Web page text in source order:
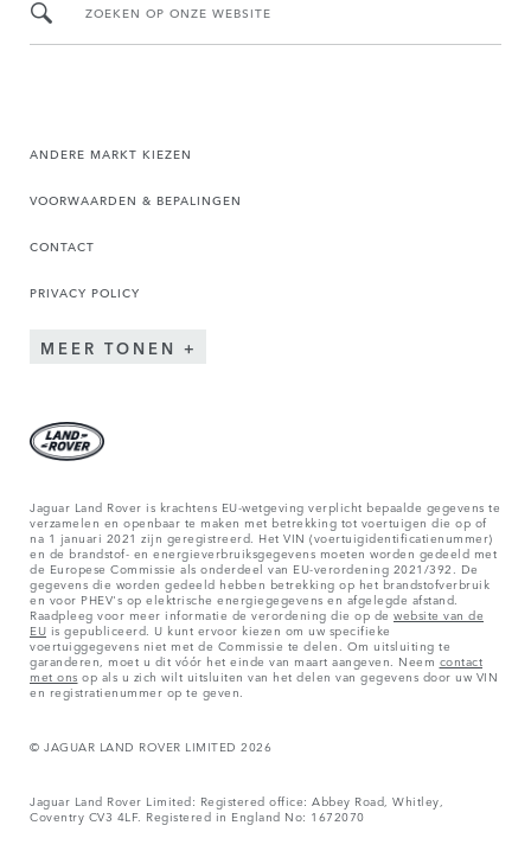
ZOEKEN OP ONZE WEBSITE
ANDERE MARKT KIEZEN
VOORWAARDEN & BEPALINGEN
CONTACT
PRIVACY POLICY
MEER TONEN
Jaguar Land Rover is krachtens EU-wetgeving verplicht bepaalde gegevens te
verzamelen en openbaar te maken met betrekking tot voertuigen die op of
na 1 januari 2021 zijn geregistreerd. Het VIN (voertuigidentificatienummer)
en de brandstof- en energieverbruiksgegevens moeten worden gedeeld met
de Europese Commissie als onderdeel van EU-verordening 2021/392. De
gegevens die worden gedeeld hebben betrekking op het brandstofverbruik
en voor PHEV's op elektrische energiegegevens en afgelegde afstand.
Raadpleeg voor meer informatie de verordening die op dewebsite van de
EU is gepubliceerd. U kunt ervoor kiezen om uw specifieke
voertuiggegevens niet met de Commissie te delen. Om uitsluiting te
garanderen, moet u dit vóór het einde van maart aangeven. Neem contact
met ons op als u zich wilt uitsluiten van het delen van gegevens door uw VIN
en registratienummer op te geven.
© JAGUAR LAND ROVER LIMITED 2026
Jaguar Land Rover Limited: Registered office: Abbey Road, Whitley,
Coventry CV3 4LF. Registered in England No: 1672070